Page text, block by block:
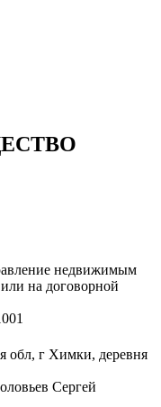
недвижимым
на договорной
обл, г Химки, деревня
Сергей